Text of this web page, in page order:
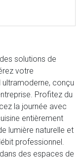
solutions de
votre
conçu
Profitez du
la journée avec
entièrement
lumière naturelle et
professionnel.
des espaces de